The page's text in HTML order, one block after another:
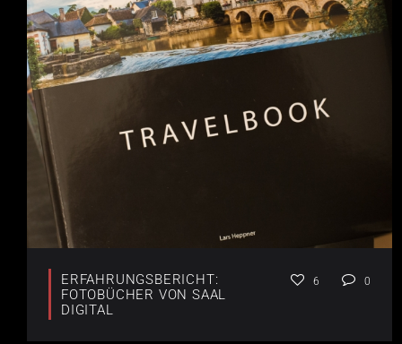
ERFAHRUNGSBERICHT:
FOTOBÜCHER VON SAAL
DIGITAL
6 0